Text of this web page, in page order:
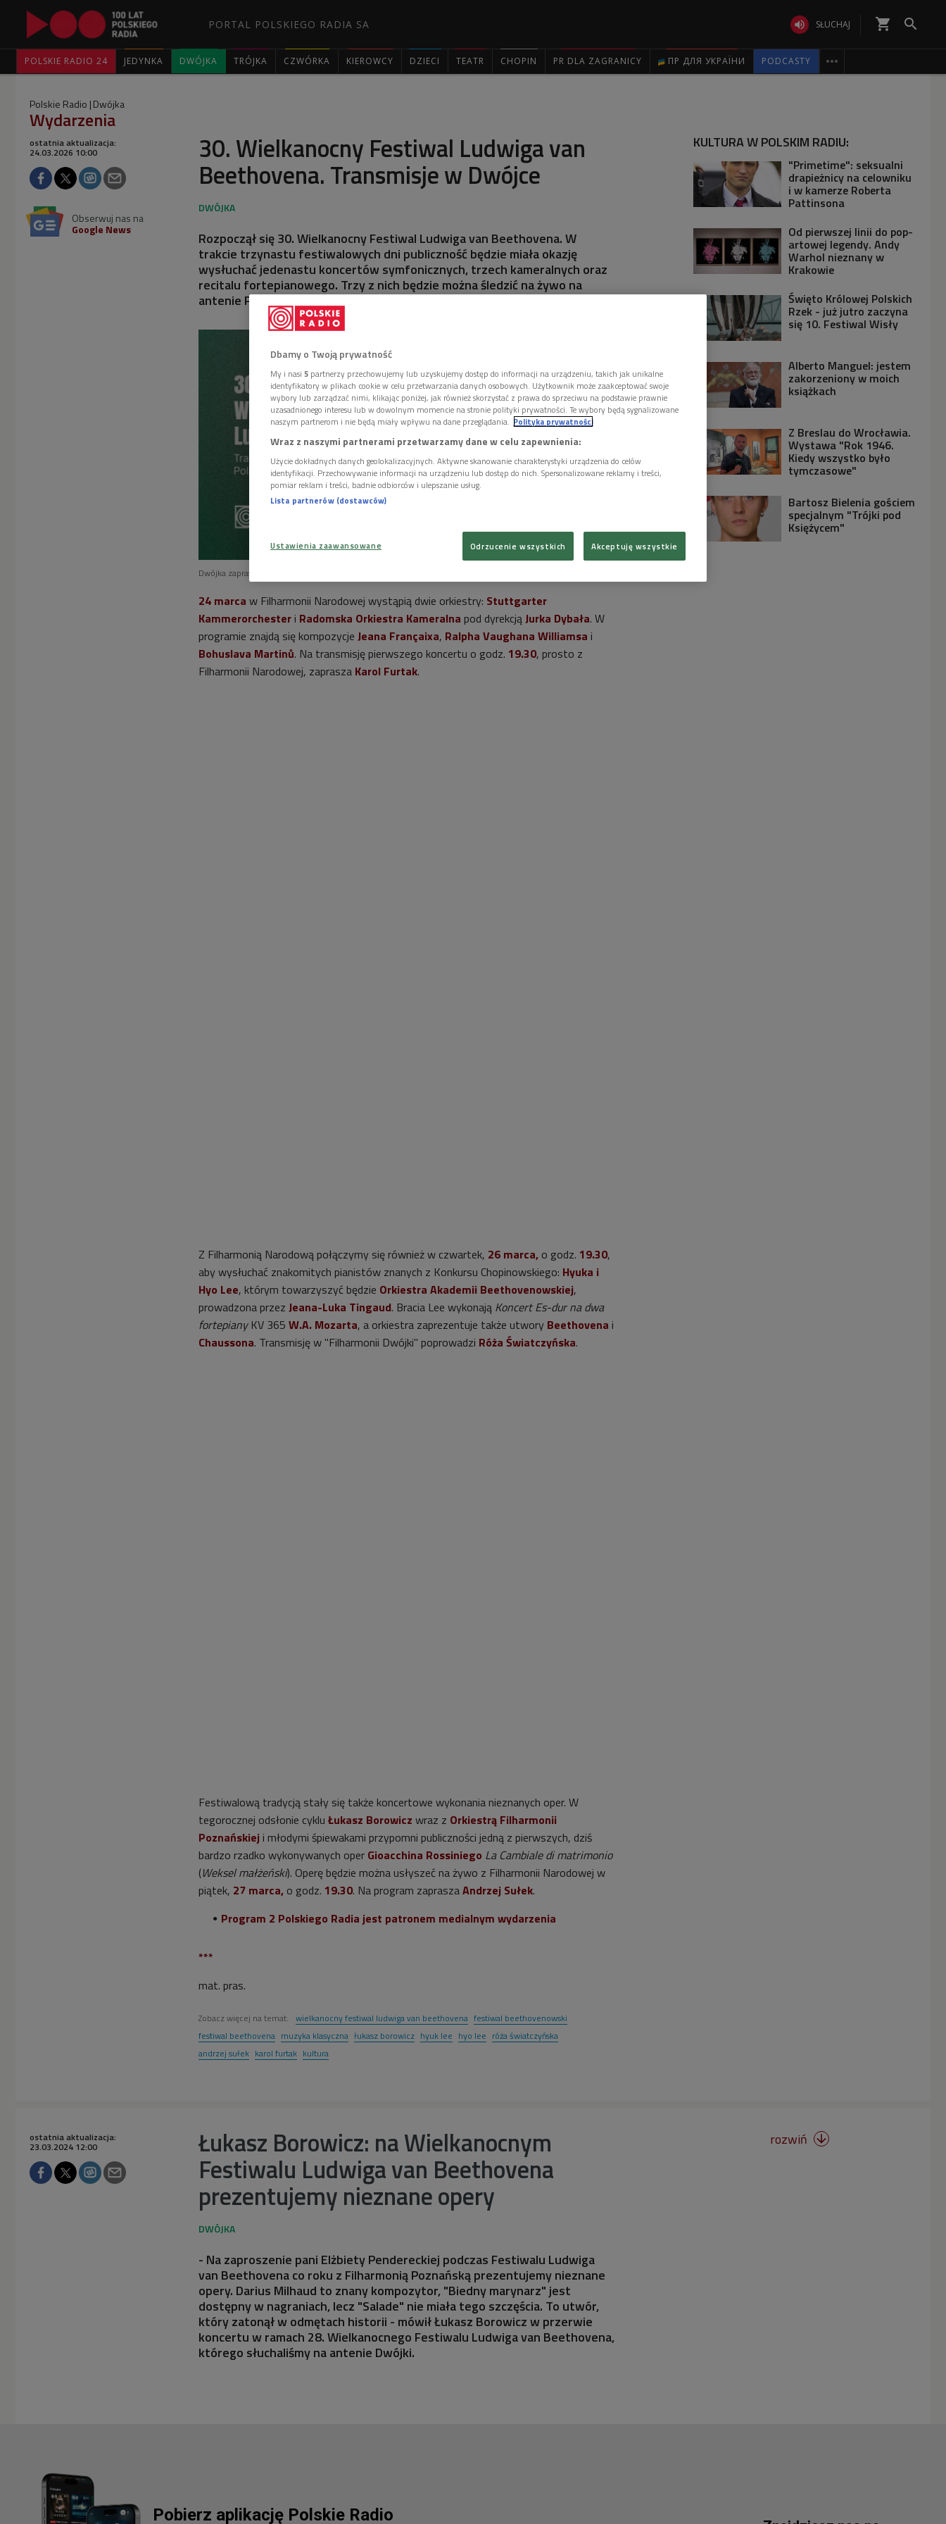
PORTAL POLSKIEGO RADIA SA  SŁUCHAJ shopping_cart 
POLSKIE RADIO 24 JEDYNKA DWÓJKA TRÓJKA CZWÓRKA KIEROWCY DZIECI TEATR CHOPIN PR DLA ZAGRANICY ПР ДЛЯ УКРАЇНИ PODCASTY 
Polskie Radio Dwójka
Wydarzenia
30. Wielkanocny Festiwal Ludwiga van
Beethovena. Transmisje w Dwójce
ostatnia aktualizacja:
24.03.2026 10:00
Obserwuj nas na
Google News
Rozpoczął się 30. Wielkanocny Festiwal Ludwiga van Beethovena. W
trakcie trzynastu festiwalowych dni publiczność będzie miała okazję
wysłuchać jedenastu koncertów symfonicznych, trzech kameralnych oraz
recitalu fortepianowego. Trzy z nich będzie można śledzić na żywo na
antenie Programu 2 Polskiego Radia.
Dwójka zaprasza na transmisje w ramach Festiwalu Beethovenowskiego
24 marca w Filharmonii Narodowej wystąpią dwie orkiestry: Stuttgarter
Kammerorchester i Radomska Orkiestra Kameralna pod dyrekcjąJurka Dybała. W
programie znajdą się kompozycje Jeana Françaixa, Ralpha Vaughana Williamsa i
Bohuslava Martinů. Na transmisję pierwszego koncertu o godz. 19.30, prosto z
Filharmonii Narodowej, zaprasza Karol Furtak.
Z Filharmonią Narodową połączymy się również w czwartek, 26 marca, o godz. 19.30,
aby wysłuchać znakomitych pianistów znanych z Konkursu Chopinowskiego: Hyuka i
Hyo Lee, którym towarzyszyć będzie Orkiestra Akademii Beethovenowskiej,
prowadzona przez Jeana-Luka Tingaud. Bracia Lee wykonają Koncert Es-dur na dwa
fortepianyKV 365 W.A. Mozarta, a orkiestra zaprezentuje także utwory Beethovena i
Chaussona. Transmisję w "Filharmonii Dwójki" poprowadzi Róża Światczyńska.
Festiwalową tradycją stały się także koncertowe wykonania nieznanych oper. W
tegorocznej odsłonie cyklu Łukasz Borowicz wraz z Orkiestrą Filharmonii
Poznańskiej i młodymi śpiewakami przypomni publiczności jedną z pierwszych, dziś
bardzo rzadko wykonywanych oper Gioacchina Rossiniego La Cambiale di matrimonio
(Weksel małżeński). Operę będzie można usłyszeć na żywo z Filharmonii Narodowej w
piątek, 27 marca, o godz. 19.30. Na program zapraszaAndrzej Sułek.
Program 2 Polskiego Radia jest patronem medialnym wydarzenia
***
mat. pras.
Zobacz więcej na temat: wielkanocny festiwal ludwiga van beethovena festiwal beethovenowski
festiwal beethovena muzyka klasyczna łukasz borowicz hyuk lee hyo lee róża światczyńska
andrzej sułek karol furtak kultura
KULTURA W POLSKIM RADIU:
"Primetime": seksualni
drapieżnicy na celowniku
i w kamerze Roberta
Pattinsona
Od pierwszej linii do pop-
artowej legendy. Andy
Warhol nieznany w
Krakowie
Święto Królowej Polskich
Rzek - już jutro zaczyna
się 10. Festiwal Wisły
Alberto Manguel: jestem
zakorzeniony w moich
książkach
Z Breslau do Wrocławia.
Wystawa "Rok 1946.
Kiedy wszystko było
tymczasowe"
Bartosz Bielenia gościem
specjalnym "Trójki pod
Księżycem"
Łukasz Borowicz: na Wielkanocnym
Festiwalu Ludwiga van Beethovena
prezentujemy nieznane opery
ostatnia aktualizacja:
23.03.2024 12:00
- Na zaproszenie pani Elżbiety Pendereckiej podczas Festiwalu Ludwiga
van Beethovena co roku z Filharmonią Poznańską prezentujemy nieznane
opery. Darius Milhaud to znany kompozytor, "Biedny marynarz" jest
dostępny w nagraniach, lecz "Salade" nie miała tego szczęścia. To utwór,
który zatonął w odmętach historii - mówił Łukasz Borowicz w przerwie
koncertu w ramach 28. Wielkanocnego Festiwalu Ludwiga van Beethovena,
którego słuchaliśmy na antenie Dwójki.
rozwiń 
Pobierz aplikację Polskie Radio
Dbamy o Twoją prywatność
My i nasi 5 partnerzy przechowujemy lub uzyskujemy dostęp do informacji na urządzeniu, takich jak unikalne
identyfikatory w plikach cookie w celu przetwarzania danych osobowych. Użytkownik może zaakceptować swoje
wybory lub zarządzać nimi, klikając poniżej, jak również skorzystać z prawa do sprzeciwu na podstawie prawnie
uzasadnionego interesu lub w dowolnym momencie na stronie polityki prywatności. Te wybory będą sygnalizowane
naszym partnerom i nie będą miały wpływu na dane przeglądania. Polityka prywatności
Wraz z naszymi partnerami przetwarzamy dane w celu zapewnienia:
Użycie dokładnych danych geolokalizacyjnych. Aktywne skanowanie charakterystyki urządzenia do celów
identyfikacji. Przechowywanie informacji na urządzeniu lub dostęp do nich. Spersonalizowane reklamy i treści,
pomiar reklam i treści, badnie odbiorców i ulepszanie usług.
Lista partnerów (dostawców)
Ustawienia zaawansowane Odrzucenie wszystkich Akceptuję wszystkie